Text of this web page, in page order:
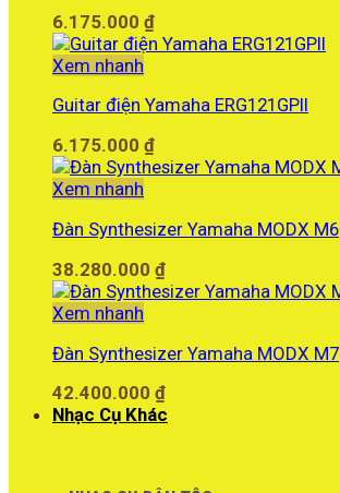
6.175.000 ₫
Xem nhanh
Guitar điện Yamaha ERG121GPII
6.175.000 ₫
Xem nhanh
Đàn Synthesizer Yamaha MODX M6
38.280.000 ₫
Xem nhanh
Đàn Synthesizer Yamaha MODX M7
42.400.000 ₫
Nhạc Cụ Khác